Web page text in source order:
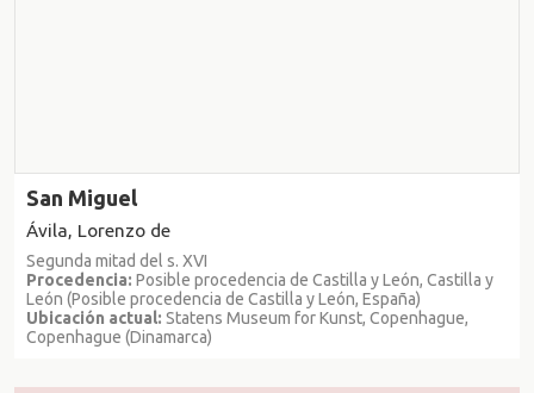
San Miguel
Ávila, Lorenzo de
Segunda mitad del s. XVI
Procedencia: Posible procedencia de Castilla y León, Castilla y
León (Posible procedencia de Castilla y León, España)
Ubicación actual: Statens Museum for Kunst, Copenhague,
Copenhague (Dinamarca)